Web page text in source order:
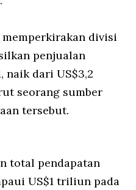
divisi
penjualan
naik dari US$3,2
seorang sumber
tersebut.
total pendapatan
US$1 triliun pada